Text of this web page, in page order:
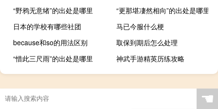
“野鸦无意绪”的出处是哪里
“更那堪凄然相向”的出处是哪里
日本的学校有哪些社团
马已今服什么梗
because和so的用法区别
取保到期后怎么处理
“惜此三尺雨”的出处是哪里
神武手游精英历练攻略
☚